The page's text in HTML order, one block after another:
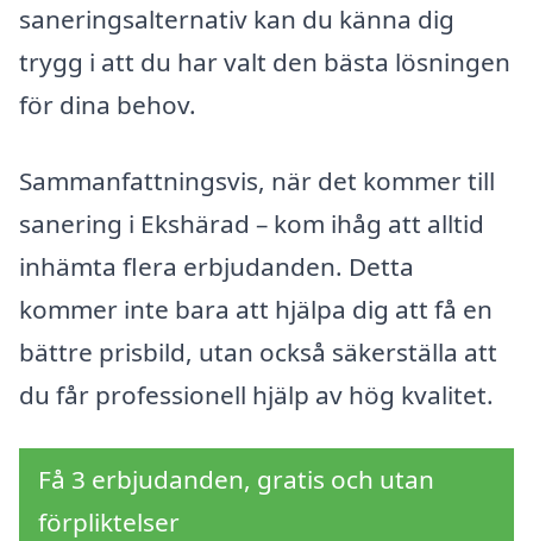
saneringsalternativ kan du känna dig
trygg i att du har valt den bästa lösningen
för dina behov.
Sammanfattningsvis, när det kommer till
sanering i Ekshärad – kom ihåg att alltid
inhämta flera erbjudanden. Detta
kommer inte bara att hjälpa dig att få en
bättre prisbild, utan också säkerställa att
du får professionell hjälp av hög kvalitet.
Få 3 erbjudanden, gratis och utan
förpliktelser